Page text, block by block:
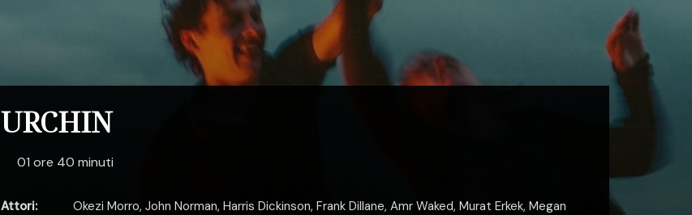
URCHIN
01 ore 40 minuti
Attori: Okezi Morro, John Norman, Harris Dickinson, Frank Dillane, Amr Waked, Murat Erkek, Megan